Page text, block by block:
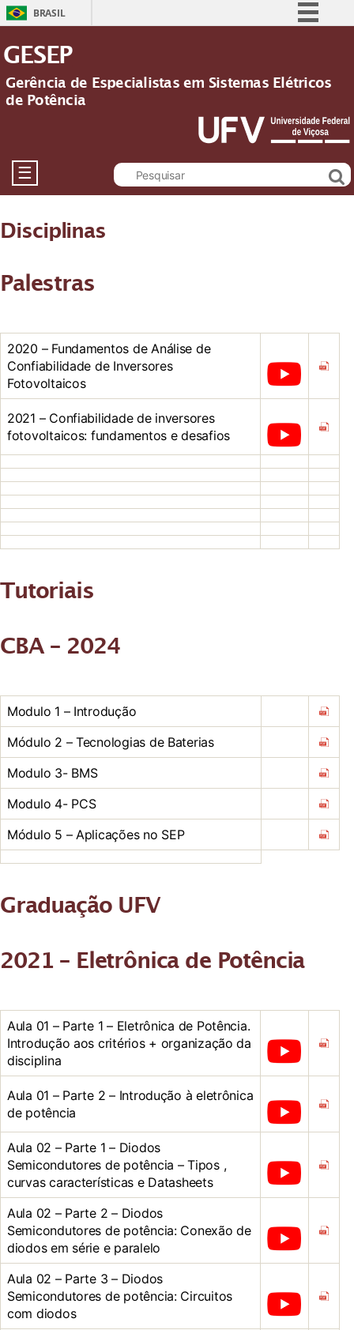
BRASIL
Participe
Acesso à informação
Legislação
Canais
GESEP
Gerência de Especialistas em Sistemas Elétricos
de Potência
☰
Disciplinas
Palestras
2020 – Fundamentos de Análise de
Confiabilidade de Inversores
Fotovoltaicos
2021 – Confiabilidade de inversores
fotovoltaicos: fundamentos e desafios
Tutoriais
CBA – 2024
Modulo 1 – Introdução
Módulo 2 – Tecnologias de Baterias
Modulo 3- BMS
Modulo 4- PCS
Módulo 5 – Aplicações no SEP
Graduação UFV
2021 – Eletrônica de Potência
Aula 01 – Parte 1 – Eletrônica de Potência.
Introdução aos critérios + organização da
disciplina
Aula 01 – Parte 2 – Introdução à eletrônica
de potência
Aula 02 – Parte 1 – Diodos
Semicondutores de potência – Tipos ,
curvas características e Datasheets
Aula 02 – Parte 2 – Diodos
Semicondutores de potência: Conexão de
diodos em série e paralelo
Aula 02 – Parte 3 – Diodos
Semicondutores de potência: Circuitos
com diodos